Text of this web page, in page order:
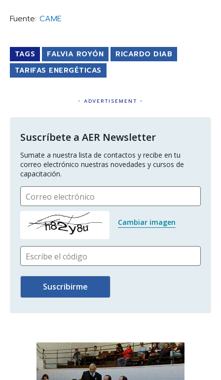
Fuente: CAME
TAGS FALVIA ROYÓN
RICARDO DIAB
TARIFAS ENERGÉTICAS
- ADVERTISEMENT -
Suscríbete a AER Newsletter
Sumate a nuestra lista de contactos y recibe en tu
correo electrónico nuestras novedades y cursos de
capacitación.
Correo electrónico
Cambiar imagen
Escribe el código